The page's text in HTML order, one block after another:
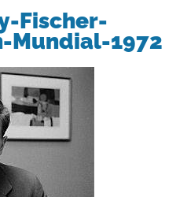
Fischer-
Mundial-1972